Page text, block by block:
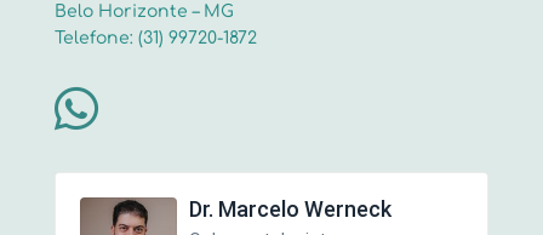
Belo Horizonte – MG
Telefone: (31) 99720-1872
